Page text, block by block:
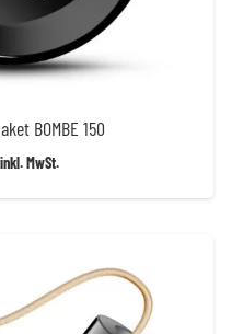
BOMBE 150
inkl. MwSt.